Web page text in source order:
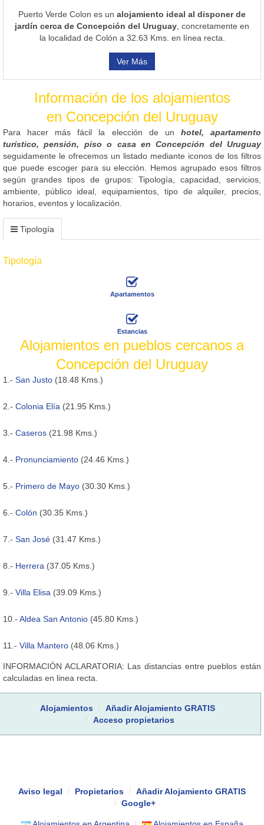
Puerto Verde Colon es un alojamiento ideal al disponer de
jardín cerca de Concepción del Uruguay , concretamente en
la localidad de Colón a 32.63 Kms. en línea recta.
Ver Más
Información de los alojamientos
en Concepción del Uruguay
Para hacer más fácil la elección de un hotel, apartamento
turístico, pensión, piso o casa en Concepción del Uruguay
seguidamente le ofrecemos un listado mediante iconos de los filtros
que puede escoger para su elección. Hemos agrupado esos filtros
según grandes tipos de grupos: Tipología, capacidad, servicios,
ambiente, público ideal, equipamientos, tipo de alquiler, precios,
horarios, eventos y localización.
Tipología
Tipología
Apartamentos
Estancias
Alojamientos en pueblos cercanos a
Concepción del Uruguay
1.- San Justo (18.48 Kms.)
2.- Colonia Elía (21.95 Kms.)
3.- Caseros (21.98 Kms.)
4.- Pronunciamiento (24.46 Kms.)
5.- Primero de Mayo (30.30 Kms.)
6.- Colón (30.35 Kms.)
7.- San José (31.47 Kms.)
8.- Herrera (37.05 Kms.)
9.- Villa Elisa (39.09 Kms.)
10.- Aldea San Antonio (45.80 Kms.)
11.- Villa Mantero (48.06 Kms.)
INFORMACIÓN ACLARATORIA: Las distancias entre pueblos están
calculadas en linea recta.
Alojamientos
Añadir Alojamiento GRATIS
Acceso propietarios
Aviso legal Propietarios
Añadir Alojamiento GRATIS
Google+